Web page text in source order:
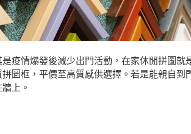
疫情爆發後減少出門活動，在家休閒拼圖
圖框，平價至高質感供選擇。若是能親自
上。